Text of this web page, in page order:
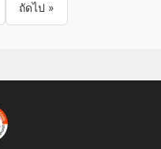
ถัดไป »